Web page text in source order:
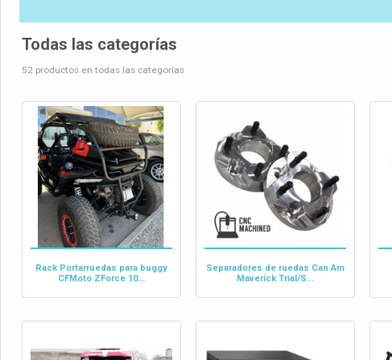
Todas las categorías
52 productos en todas las categorías
Rack Portarruedas para buggy
CFMoto ZForce 10...
Separadores de ruedas Can Am
Maverick Trial/S...